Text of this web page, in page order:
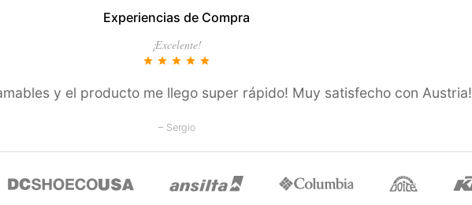
Experiencias de Compra
¡Excelente!
star star star star star
y el producto me llego super rápido! Muy satisfecho con Austria!
– Sergio